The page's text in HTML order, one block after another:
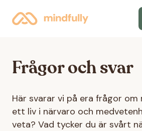
Frågor och svar
Här svarar vi på era frågor
ett liv i närvaro och
veta? Vad tycker du är svårt